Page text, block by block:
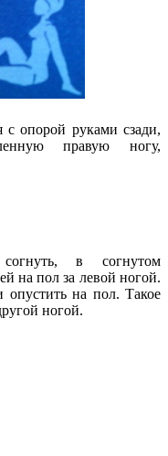
опорой руками сзади,
правую ногу,
в согнутом
на пол за левой ногой.
на пол. Такое
ногой.